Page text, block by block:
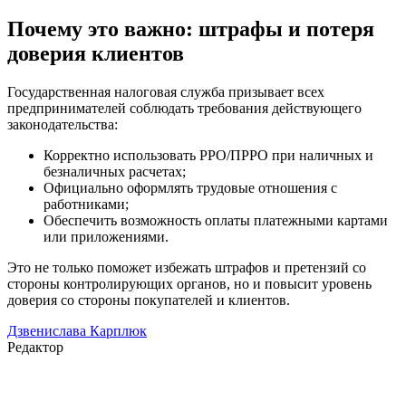
Почему это важно: штрафы и потеря
доверия клиентов
Государственная налоговая служба призывает всех
предпринимателей соблюдать требования действующего
законодательства:
Корректно использовать РРО/ПРРО при наличных и
безналичных расчетах;
Официально оформлять трудовые отношения с
работниками;
Обеспечить возможность оплаты платежными картами
или приложениями.
Это не только поможет избежать штрафов и претензий со
стороны контролирующих органов, но и повысит уровень
доверия со стороны покупателей и клиентов.
Дзвенислава Карплюк
Редактор